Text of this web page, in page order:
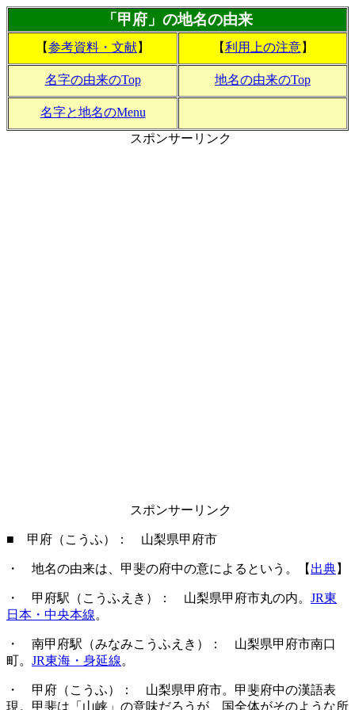
「甲府」の地名の由来
【参考資料・文献】 【利用上の注意】
名字の由来のTop 地名の由来のTop
名字と地名のMenu
スポンサーリンク
スポンサーリンク
■ 甲府（こうふ）： 山梨県甲府市
・ 地名の由来は、甲斐の府中の意によるという。【 出典】
・ 甲府駅（こうふえき）： 山梨県甲府市丸の内。 JR東
日本・中央本線。
・ 南甲府駅（みなみこうふえき）： 山梨県甲府市南口
町。 JR東海・身延線。
・ 甲府（こうふ）： 山梨県甲府市。甲斐府中の漢語表
現。甲斐は「山峡」の意味だろうが、国全体がそのような所